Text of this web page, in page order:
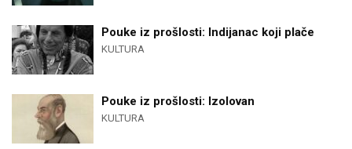
Pouke iz prošlosti: Indijanac koji plače
KULTURA
Pouke iz prošlosti: Izolovan
KULTURA